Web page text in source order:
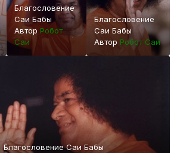
Благословение
Саи Бабы
Автор Робот
Саи
Благословение
Саи Бабы
Автор Робот Саи
Благословение Саи Бабы